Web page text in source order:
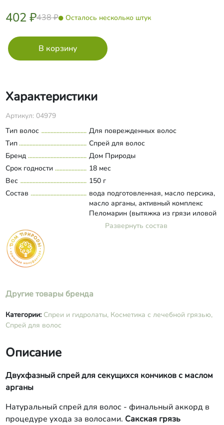
402 ₽438 ₽ Осталось несколько штук
Характеристики
Артикул: 04979
Тип волос
Для поврежденных волос
Тип
Спрей для волос
Бренд
Дом Природы
Срок годности
18 мес
Вес
150 г
Состав
вода подготовленная, масло персика,
масло арганы, активный комплекс
Пеломарин (вытяжка из грязи иловой
сульфидной Сакского озера,
дегидроуксусная кислота, бензойная
A, витамин E, эфирное масло жасмина,
Развернуть состав
Другие товары бренда
Категории: Спреи и гидролаты, Косметика с лечебной грязью,
Спрей для волос
Описание
Двухфазный спрей для секущихся кончиков с маслом
арганы
Натуральный спрей для волос - финальный аккорд в
процедуре ухода за волосами. Сакская грязь